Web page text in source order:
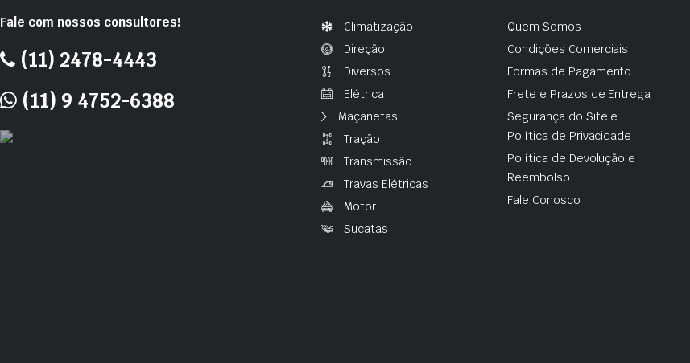
Fale com nossos consultores!
(11) 2478-4443
(11) 9 4752-6388
Climatização
Direção
Diversos
Elétrica
Maçanetas
Tração
Transmissão
Travas Elétricas
Motor
Sucatas
Quem Somos
Condições Comerciais
Formas de Pagamento
Frete e Prazos de Entrega
Segurança do Site e
Política de Privacidade
Política de Devolução e
Reembolso
Fale Conosco